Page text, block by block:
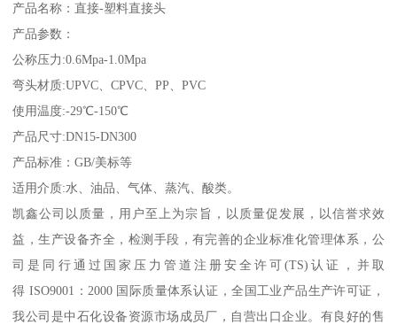
产品名称：直接-塑料直接头
产品参数：
公称压力:0.6Mpa-1.0Mpa
弯头材质:UPVC、CPVC、PP、PVC
使用温度:-29℃-150℃
产品尺寸:DN15-DN300
产品标准：GB/美标等
适用介质:水、油品、气体、蒸汽、酸类。
凯鑫公司以质量，用户至上为宗旨，以质量促发展，以信誉求效
益，生产设备齐全，检测手段，有完善的企业标准化管理体系，公
司是同行通过国家压力管道注册安全许可(TS)认证，并取
得 ISO9001：2000 国际质量体系认证，全国工业产品生产许可证，
我公司是中石化设备资源市场成员厂，自营出口企业。有良好的售